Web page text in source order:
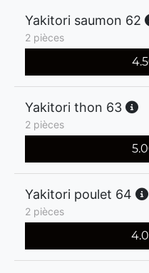
Yakitori saumon 62
2 pièces
Yakitori thon 63
2 pièces
Yakitori poulet 64
2 pièces